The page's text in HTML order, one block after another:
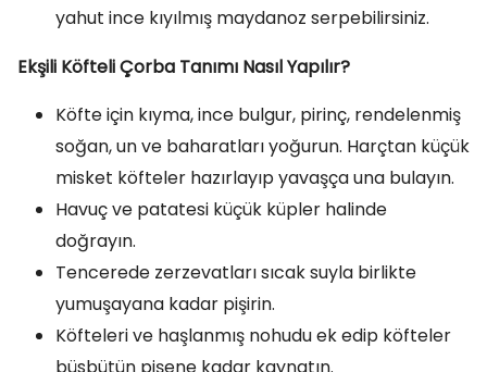
yahut ince kıyılmış maydanoz serpebilirsiniz.
Ekşili Köfteli Çorba Tanımı Nasıl Yapılır?
Köfte için kıyma, ince bulgur, pirinç, rendelenmiş
soğan, un ve baharatları yoğurun. Harçtan küçük
misket köfteler hazırlayıp yavaşça una bulayın.
Havuç ve patatesi küçük küpler halinde
doğrayın.
Tencerede zerzevatları sıcak suyla birlikte
yumuşayana kadar pişirin.
Köfteleri ve haşlanmış nohudu ek edip köfteler